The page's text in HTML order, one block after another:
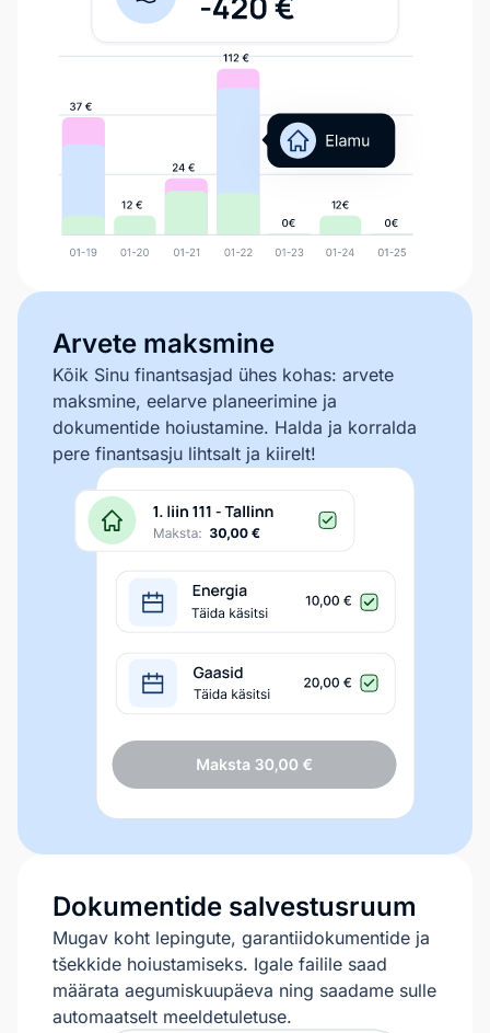
Arvete maksmine
Kõik Sinu finantsasjad ühes kohas: arvete
maksmine, eelarve planeerimine ja
dokumentide hoiustamine. Halda ja korralda
pere finantsasju lihtsalt ja kiirelt!
Dokumentide salvestusruum
Mugav koht lepingute, garantiidokumentide ja
tšekkide hoiustamiseks. Igale failile saad
määrata aegumiskuupäeva ning saadame sulle
automaatselt meeldetuletuse.